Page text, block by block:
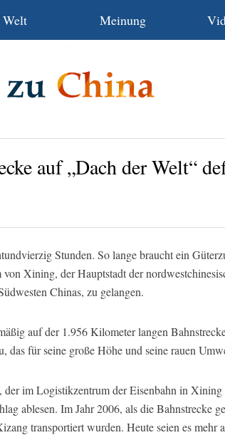
Welt Meinung
auf „Dach der Welt“
Stunden. So lange braucht ein
Xining, der Hauptstadt der
Chinas, zu gelangen.
auf der 1.956 Kilometer langen
das für seine große Höhe und seine rauen
im Logistikzentrum der Eisenbahn in Xining
ablesen. Im Jahr 2006, als die Bahnstrecke
transportiert wurden. Heute seien es mehr